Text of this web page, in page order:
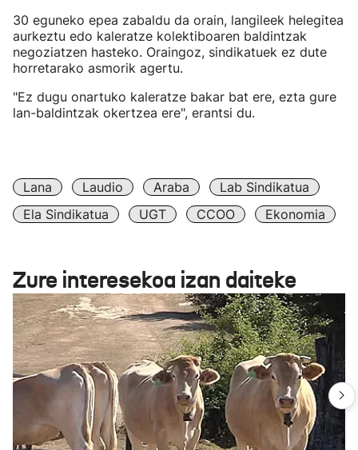
30 eguneko epea zabaldu da orain, langileek helegitea
aurkeztu edo kaleratze kolektiboaren baldintzak
negoziatzen hasteko. Oraingoz, sindikatuek ez dute
horretarako asmorik agertu.
"Ez dugu onartuko kaleratze bakar bat ere, ezta gure
lan-baldintzak okertzea ere", erantsi du.
Lana Laudio Araba
Lab Sindikatua
Ela Sindikatua
UGT CCOO Ekonomia
Zure interesekoa izan daiteke